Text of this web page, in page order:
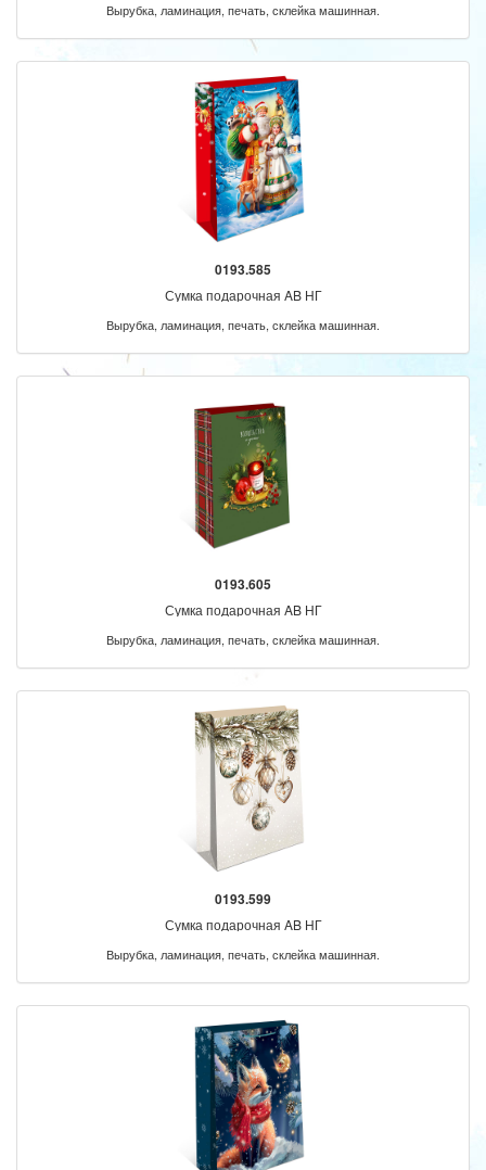
Вырубка, ламинация, печать, склейка машинная.
0193.585
Сумка подарочная AB НГ
Вырубка, ламинация, печать, склейка машинная.
0193.605
Сумка подарочная AB НГ
Вырубка, ламинация, печать, склейка машинная.
0193.599
Сумка подарочная AB НГ
Вырубка, ламинация, печать, склейка машинная.